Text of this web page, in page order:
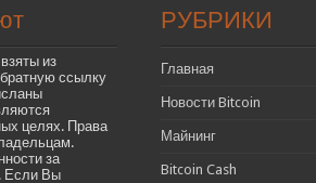
из
ссылку
целях. Права
за
Если Вы
РУБРИКИ
Главная
Новости Bitcoin
Майнинг
Bitcoin Cash